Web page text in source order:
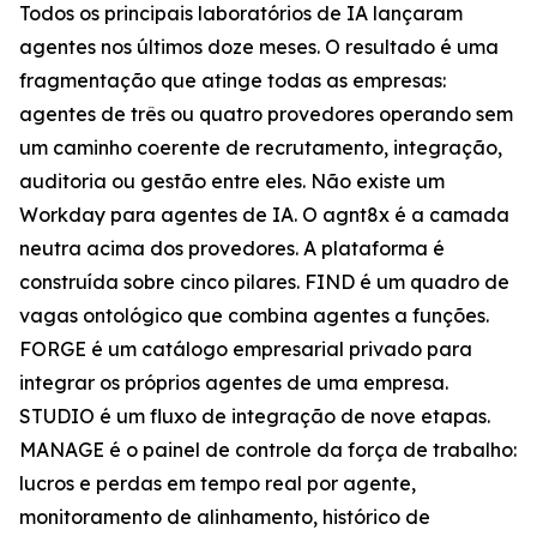
Todos os principais laboratórios de IA lançaram
agentes nos últimos doze meses. O resultado é uma
fragmentação que atinge todas as empresas:
agentes de três ou quatro provedores operando sem
um caminho coerente de recrutamento, integração,
auditoria ou gestão entre eles. Não existe um
Workday para agentes de IA. O agnt8x é a camada
neutra acima dos provedores. A plataforma é
construída sobre cinco pilares. FIND é um quadro de
vagas ontológico que combina agentes a funções.
FORGE é um catálogo empresarial privado para
integrar os próprios agentes de uma empresa.
STUDIO é um fluxo de integração de nove etapas.
MANAGE é o painel de controle da força de trabalho:
lucros e perdas em tempo real por agente,
monitoramento de alinhamento, histórico de